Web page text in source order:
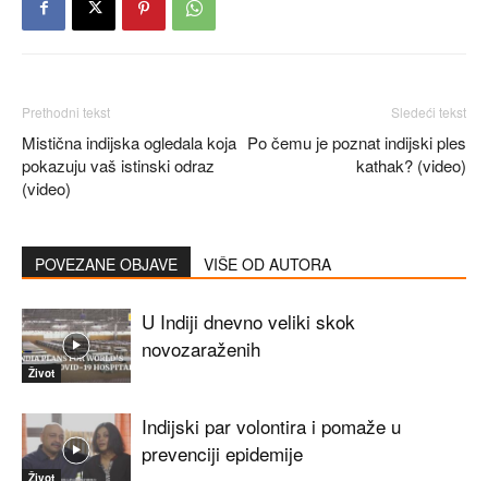
Prethodni tekst
Mistična indijska ogledala koja
pokazuju vaš istinski odraz
(video)
Sledeći tekst
Po čemu je poznat indijski ples
kathak? (video)
POVEZANE OBJAVE VIŠE OD AUTORA
Život
U Indiji dnevno veliki skok
novozaraženih
Indijski par volontira i pomaže u
prevenciji epidemije